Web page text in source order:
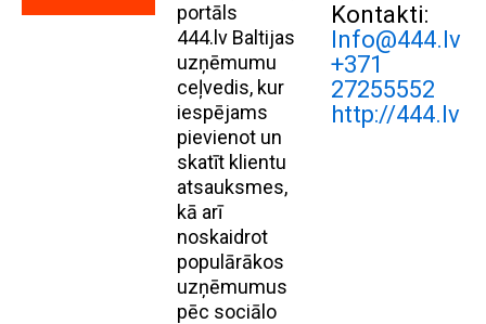
portāls
444.lv Baltijas
uzņēmumu
ceļvedis, kur
iespējams
pievienot un
skatīt klientu
atsauksmes,
kā arī
noskaidrot
populārākos
uzņēmumus
pēc sociālo
Kontakti:
Info@444.lv
+371
27255552
http://444.lv